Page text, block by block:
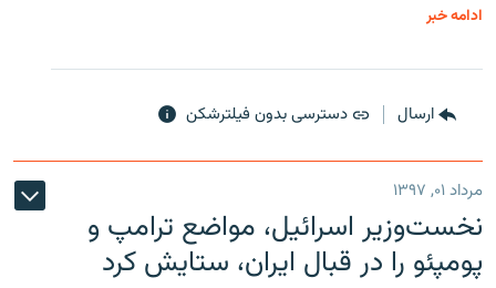
ادامه خبر
ارسال دسترسی بدون فیلترشکن
مرداد ۰۱, ۱۳۹۷
نخست‌وزیر اسرائیل، مواضع ترامپ و
پومپئو را در قبال ایران، ستایش کرد